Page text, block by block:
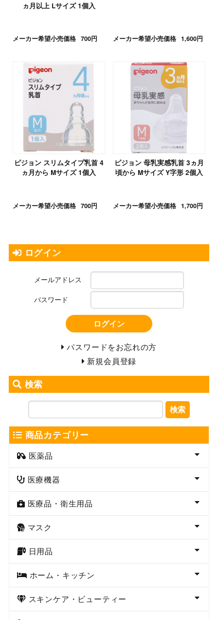
ヵ月以上 Lサイズ 1個入
メーカー希望小売価格 700円 メーカー希望小売価格 1,600円
ピジョン スリムタイプ乳首 4
ヵ月から Mサイズ 1個入
メーカー希望小売価格 700円
ピジョン 母乳実感乳首 3ヵ月
頃から Mサイズ Y字形 2個入
メーカー希望小売価格 1,700円
ログイン
メールアドレス
パスワード
ログイン
パスワードをお忘れの方
新規会員登録
検索
検索
商品カテゴリー
医薬品
医療機器
医療品・衛生用品
マスク
日用品
ホーム・キッチン
スキンケア・ビューティー